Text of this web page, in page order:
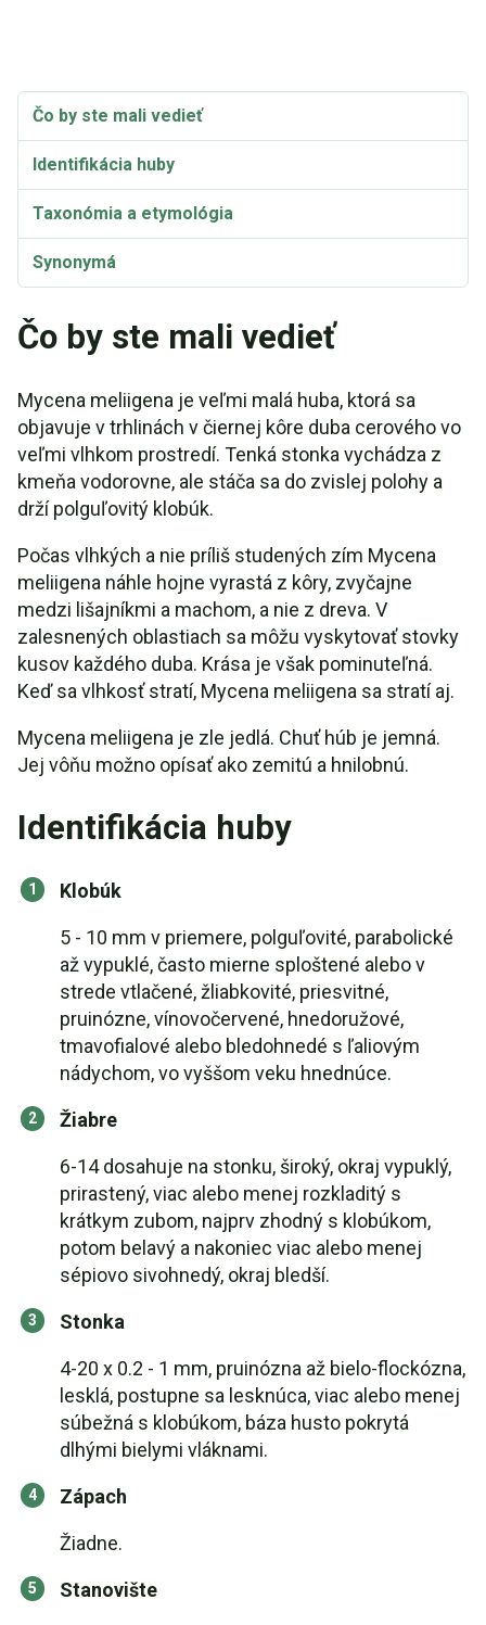
Čo by ste mali vedieť
Identifikácia huby
Taxonómia a etymológia
Synonymá
Čo by ste mali vedieť
Mycena meliigena je veľmi malá huba, ktorá sa
objavuje v trhlinách v čiernej kôre duba cerového vo
veľmi vlhkom prostredí. Tenká stonka vychádza z
kmeňa vodorovne, ale stáča sa do zvislej polohy a
drží polguľovitý klobúk.
Počas vlhkých a nie príliš studených zím Mycena
meliigena náhle hojne vyrastá z kôry, zvyčajne
medzi lišajníkmi a machom, a nie z dreva. V
zalesnených oblastiach sa môžu vyskytovať stovky
kusov každého duba. Krása je však pominuteľná.
Keď sa vlhkosť stratí, Mycena meliigena sa stratí aj.
Mycena meliigena je zle jedlá. Chuť húb je jemná.
Jej vôňu možno opísať ako zemitú a hnilobnú.
Identifikácia huby
Klobúk
5 - 10 mm v priemere, polguľovité, parabolické
až vypuklé, často mierne sploštené alebo v
strede vtlačené, žliabkovité, priesvitné,
pruinózne, vínovočervené, hnedoružové,
tmavofialové alebo bledohnedé s ľaliovým
nádychom, vo vyššom veku hnednúce.
Žiabre
6-14 dosahuje na stonku, široký, okraj vypuklý,
prirastený, viac alebo menej rozkladitý s
krátkym zubom, najprv zhodný s klobúkom,
potom belavý a nakoniec viac alebo menej
sépiovo sivohnedý, okraj bledší.
Stonka
4-20 x 0.2 - 1 mm, pruinózna až bielo-flockózna,
lesklá, postupne sa lesknúca, viac alebo menej
súbežná s klobúkom, báza husto pokrytá
dlhými bielymi vláknami.
Zápach
Žiadne.
Stanovište